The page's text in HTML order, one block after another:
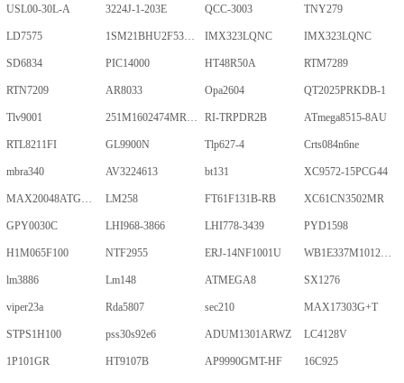
USL00-30L-A 3224J-1-203E QCC-3003 TNY279
LD7575 1SM21BHU2F53E2VGNE IMX323LQNC IMX323LQNC
SD6834 PIC14000 HT48R50A RTM7289
RTN7209 AR8033 Opa2604 QT2025PRKDB-1
Tlv9001 251M1602474MR09M RI-TRPDR2B ATmega8515-8AU
RTL8211FI GL9900N Tlp627-4 Crts084n6ne
mbra340 AV3224613 bt131 XC9572-15PCG44
MAX20048ATGA/VY+ LM258 FT61F131B-RB XC61CN3502MR
GPY0030C LHI968-3866 LHI778-3439 PYD1598
H1M065F100 NTF2955 ERJ-14NF1001U WB1E337M1012MPA
lm3886 Lm148 ATMEGA8 SX1276
viper23a Rda5807 sec210 MAX17303G+T
STPS1H100 pss30s92e6 ADUM1301ARWZ LC4128V
1P101GR HT9107B AP9990GMT-HF 16C925